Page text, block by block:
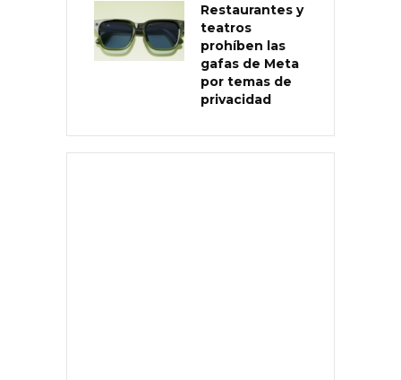
Restaurantes y
teatros
prohíben las
gafas de Meta
por temas de
privacidad